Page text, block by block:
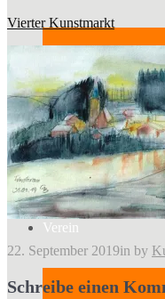
Kategorien
Verein
Vierter Kunstmarkt
22. September 2019in by
Schreibe einen